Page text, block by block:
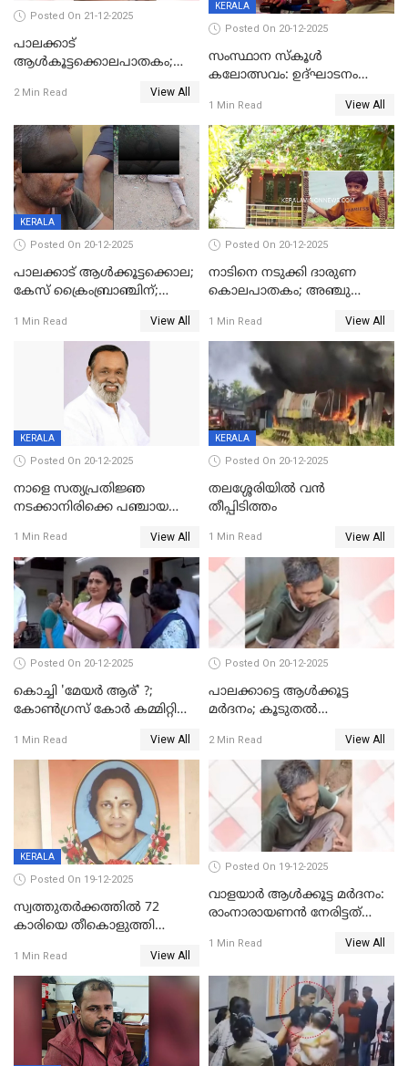
Posted On 21-12-2025
പാലക്കാട്‌
ആൾകൂട്ടക്കൊലപാതകം;
ഊർജ്ജിതമാക്കിമാക്കി
2 Min Read View All
KERALA
Posted On 20-12-2025
സംസ്ഥാന സ്കൂൾ
കലോത്സവം: ഉദ്ഘാടനം
മുഖ്യാതിഥിയായി
മോഹൻലാൽ
1 Min Read View All
KERALA
Posted On 20-12-2025
പാലക്കാട് ആൾക്കൂട്ടക്കൊല;
കേസ് ക്രൈംബ്രാഞ്ചിന്;
അന്വേഷിക്കും
1 Min Read View All
Posted On 20-12-2025
നാടിനെ നടുക്കി ദാരുണ
കൊലപാതകം; അഞ്ചു
കഴുത്തുഞെരിച്ച് കൊന്നു
1 Min Read View All
KERALA
Posted On 20-12-2025
നാളെ സത്യപ്രതിജ്ഞ
നടക്കാനിരിക്കെ പഞ്ചായത്ത്
1 Min Read View All
KERALA
Posted On 20-12-2025
തലശ്ശേരിയിൽ വൻ
തീപ്പിടിത്തം
1 Min Read View All
Posted On 20-12-2025
കൊച്ചി 'മേയർ ആര്' ?;
കോണ്‍ഗ്രസ് കോര്‍ കമ്മിറ്റി
1 Min Read View All
Posted On 20-12-2025
പാലക്കാട്ടെ ആള്‍ക്കൂട്ട
മര്‍ദനം; കൂടുതല്‍
അംഗ സംഘമെന്ന് വിവരം
2 Min Read View All
KERALA
Posted On 19-12-2025
സ്വത്തുതര്‍ക്കത്തില്‍ 72
കാരിയെ തീകൊളുത്തി
ക്രൂരകൊലപാതകത്തില്‍
സഹോദരിപുത്രന് ജീവപര്യന്തം
1 Min Read View All
Posted On 19-12-2025
വാളയാർ ആൾക്കൂട്ട മർദനം:
രാംനാരായണൻ നേരിട്ടത്
നാൽപ്പതിലേറെ
റിപ്പോർട്ട്
1 Min Read View All